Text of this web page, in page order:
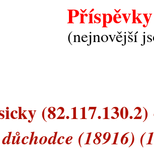
(nejnovější
(18916)